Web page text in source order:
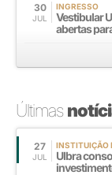
30
JUL
INGRESSO
Vestibular
abertas
Últimas
27
JUL
INSTITUIÇÃO
Ulbra